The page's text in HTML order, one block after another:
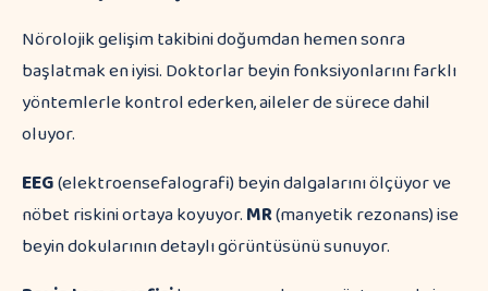
Nörolojik gelişim takibini doğumdan hemen sonra
başlatmak en iyisi. Doktorlar beyin fonksiyonlarını farklı
yöntemlerle kontrol ederken, aileler de sürece dahil
oluyor.
EEG(elektroensefalografi) beyin dalgalarını ölçüyor ve
nöbet riskini ortaya koyuyor.MR(manyetik rezonans) ise
beyin dokularının detaylı görüntüsünü sunuyor.